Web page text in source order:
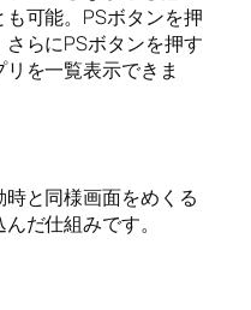
可能。PSボタンを押
らにPSボタンを押す
を一覧表示できま
と同様画面をめくる
だ仕組みです。